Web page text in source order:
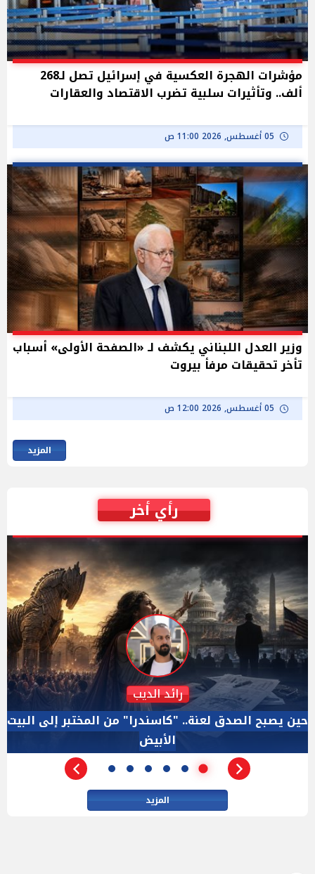
مؤشرات الهجرة العكسية في إسرائيل تصل لـ268
ألف.. وتأثيرات سلبية تضرب الاقتصاد والعقارات
05 أغسطس, 2026 11:00 ص
وزير العدل اللبناني يكشف لـ «الصفحة الأولى» أسباب
تأخر تحقيقات مرفأ بيروت
05 أغسطس, 2026 12:00 ص
المزيد
رأي أخر
دكتور نزيه الحكيم
الإجازة البرلمانية ليست إجازة من الرقابة.. والسؤال ليس
الأداة الوحيده بعد فض الانعقاد
المزيد